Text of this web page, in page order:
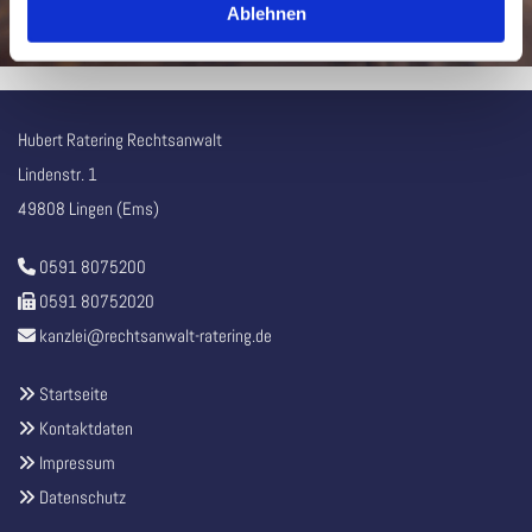
Ablehnen
Ordnungswidrigkeiten
Hubert Ratering Rechtsanwalt
Lindenstr. 1
49808 Lingen (Ems)
 0591 8075200
 0591 80752020
 kanzlei@rechtsanwalt-ratering.de
 Startseite
 Kontaktdaten
 Impressum
 Datenschutz